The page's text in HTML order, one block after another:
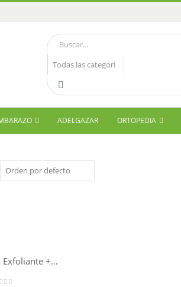
ADELGAZAR ORTOPEDIA
Mascarilla Exfoliante + Unificante Insta-Masque NUXE 50 ml